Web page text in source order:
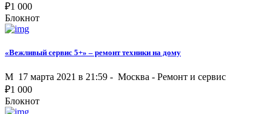
₽1 000
Блокнот
«Вежливый сервис 5+» – ремонт техники на дому
M 17 марта 2021 в 21:59 - Москва - Ремонт и сервис
₽1 000
Блокнот